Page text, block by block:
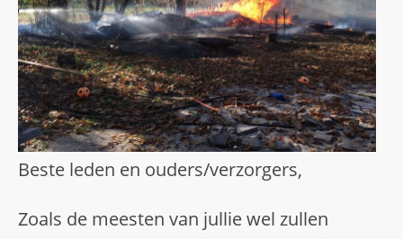
Beste leden en ouders/verzorgers,
Zoals de meesten van jullie wel zullen